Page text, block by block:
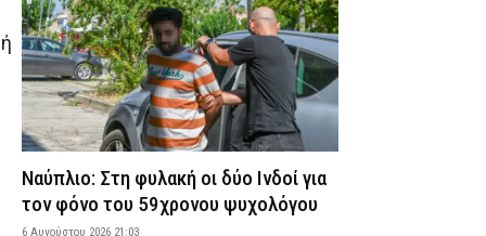
Χανιά: Πειθαρχική έρευνα για την υπόθεση
της 75χρονης που βρέθηκε νεκρή μετά την
αποχώρησή της από το Αστυνομικό
Μέγαρο
ΑΣΤΥΝΟΜΙΑ 6 Αυγούστου 2026 22:01
Εύβοια: Νεκρός ο 35χρονος που πάλευε
για τη ζωή του μετά το τροχαίο με
αγριογούρουνο
ΕΙΔΗΣΕΙΣ 6 Αυγούστου 2026 21:47
Ναύπλιο: Στη φυλακή οι δύο Ινδοί για
τον φόνο του 59χρονου ψυχολόγου
6 Αυγούστου 2026 21:03